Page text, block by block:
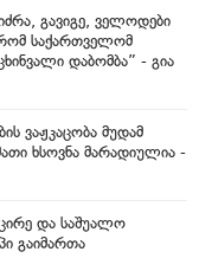
გავიგე, ველოდები
რომ საქართველომ
დაბომბა” - გია
ვაჟკაცობა მუდამ
ხსოვნა მარადიულია -
და საშუალო
გაიმართა